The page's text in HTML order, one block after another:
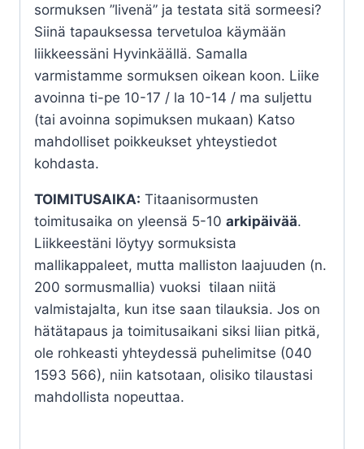
sormuksen ”livenä” ja testata sitä sormeesi?
Siinä tapauksessa tervetuloa käymään
liikkeessäni Hyvinkäällä. Samalla
varmistamme sormuksen oikean koon. Liike
avoinna ti-pe 10-17 / la 10-14 / ma suljettu
(tai avoinna sopimuksen mukaan) Katso
mahdolliset poikkeukset yhteystiedot
kohdasta.
TOIMITUSAIKA: Titaanisormusten
toimitusaika on yleensä 5-10 arkipäivää.
Liikkeestäni löytyy sormuksista
mallikappaleet, mutta malliston laajuuden (n.
200 sormusmallia) vuoksi tilaan niitä
valmistajalta, kun itse saan tilauksia. Jos on
hätätapaus ja toimitusaikani siksi liian pitkä,
ole rohkeasti yhteydessä puhelimitse (040
1593 566), niin katsotaan, olisiko tilaustasi
mahdollista nopeuttaa.